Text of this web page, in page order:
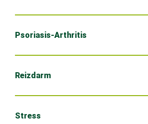
Psoriasis-Arthritis
Reizdarm
Stress